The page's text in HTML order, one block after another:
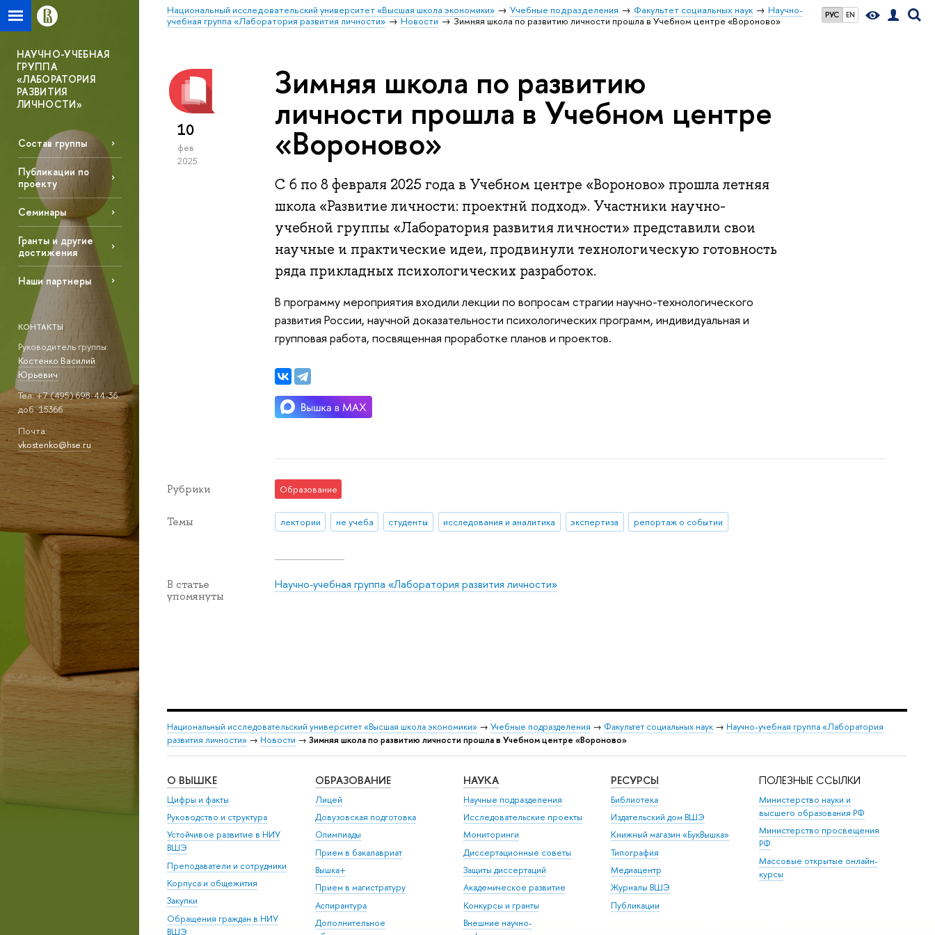
РУС EN
Национальный исследовательский университет «Высшая школа экономики» Учебные подразделения Факультет социальных наук
Научно-
учебная группа «Лаборатория развития личности»
Новости Зимняя школа по развитию личности прошла в Учебном центре «Вороново»
НАУЧНО-УЧЕБНАЯ
ГРУППА
«ЛАБОРАТОРИЯ
РАЗВИТИЯ
ЛИЧНОСТИ»
Состав группы
Публикации по
проекту
Семинары
Гранты и другие
достижения
Наши партнеры
КОНТАКТЫ
Руководитель группы:
Костенко Василий
Юрьевич
Тел: +7 (495) 698-44-36
доб. 15366
Почта:
vkostenko@hse.ru
10
фев
2025
Зимняя школа по развитию
личности прошла в Учебном центре
«Вороново»
С 6 по 8 февраля 2025 года в Учебном центре «Вороново» прошла летняя
школа «Развитие личности: проектнй подход». Участники научно-
учебной группы «Лаборатория развития личности» представили свои
научные и практические идеи, продвинули технологическую готовность
ряда прикладных психологических разработок.
В программу мероприятия входили лекции по вопросам страгии научно-технологического
развития России, научной доказательности психологических программ, индивидуальная и
групповая работа, посвященная проработке планов и проектов.
Рубрики Образование
Темы лектории не учеба студенты исследования и аналитика экспертиза репортаж о событии
В статье
упомянуты
Научно-учебная группа «Лаборатория развития личности»
Национальный исследовательский университет «Высшая школа экономики» → Учебные подразделения → Факультет социальных наук → Научно-учебная группа «Лаборатория
развития личности» → Новости → Зимняя школа по развитию личности прошла в Учебном центре «Вороново»
О ВЫШКЕ
Цифры и факты
Руководство и структура
Устойчивое развитие в НИУ
ВШЭ
Преподаватели и сотрудники
Корпуса и общежития
Закупки
Обращения граждан в НИУ
ВШЭ
ОБРАЗОВАНИЕ
Лицей
Довузовская подготовка
Олимпиады
Прием в бакалавриат
Вышка+
Прием в магистратуру
Аспирантура
Дополнительное
НАУКА
Научные подразделения
Исследовательские проекты
Мониторинги
Диссертационные советы
Защиты диссертаций
Академическое развитие
Конкурсы и гранты
Внешние научно-
РЕСУРСЫ
Библиотека
Издательский дом ВШЭ
Книжный магазин «БукВышка»
Типография
Медиацентр
Журналы ВШЭ
Публикации
ПОЛЕЗНЫЕ ССЫЛКИ
Министерство науки и
высшего образования РФ
Министерство просвещения
РФ
Массовые открытые онлайн-
курсы